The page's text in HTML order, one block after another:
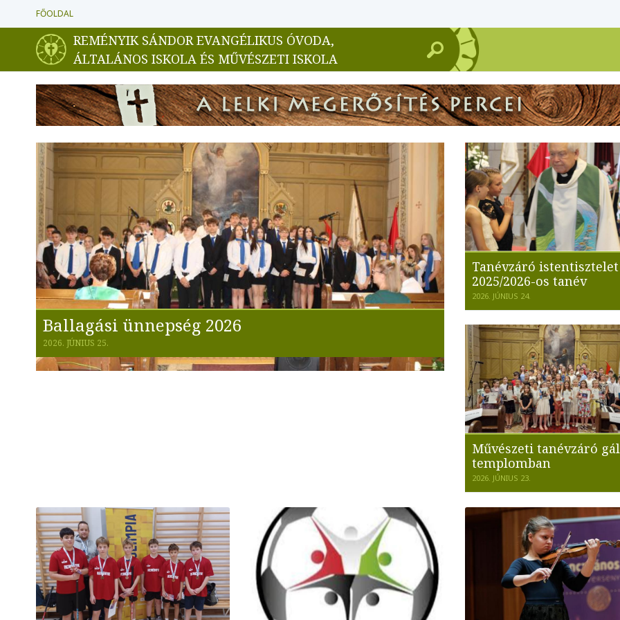
FŐOLDAL
REMÉNYIK SÁNDOR EVANGÉLIKUS ÓVODA,
ÁLTALÁNOS ISKOLA ÉS MŰVÉSZETI ISKOLA
Ballagási ünnepség 2026
2026. JÚNIUS 25.
Tanévzáró istentisztelet
2025/2026-os tanév
2026. JÚNIUS 24.
Művészeti tanévzáró
templomban
2026. JÚNIUS 23.